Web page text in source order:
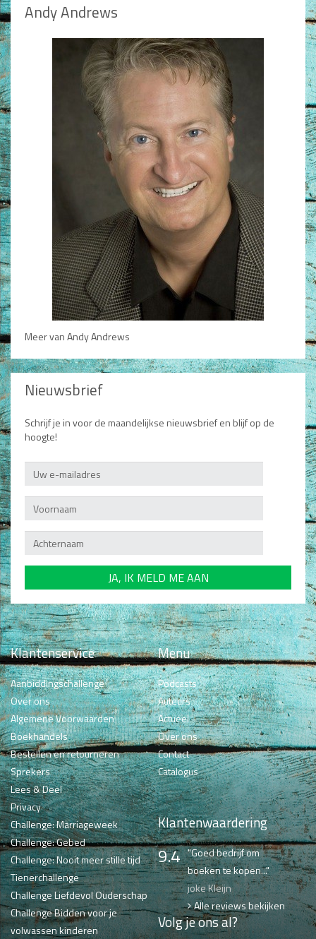
Andy Andrews
Meer van Andy Andrews
Nieuwsbrief
Schrijf je in voor de maandelijkse nieuwsbrief en blijf op de
hoogte!
Klantenservice
Aanbiddingschallenge
Over ons
Algemene Voorwaarden
Boekhandels
Bestellen en retourneren
Sprekers
Lees & Deel
Privacy
Challenge: Marriageweek
Challenge: Gebed
Challenge: Nooit meer stille tijd
Tienerchallenge
Challenge Liefdevol Ouderschap
Challenge Bidden voor je
volwassen kinderen
Menu
Podcasts
Auteurs
Actueel
Over ons
Contact
Catalogus
Klantenwaardering
9.4 "Goed bedrijf om
boeken te kopen..."
joke Kleijn
Alle reviews bekijken
Volg je ons al?